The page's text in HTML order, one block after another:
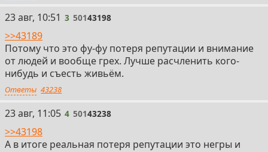
3
23 авг, 10:51 3 50143198
>>43189
Потому что это фу-фу потеря репутации и внимание
от людей и вообще грех. Лучше расчленить кого-
нибудь и съесть живьём.
Ответы 43238
4
23 авг, 11:05 4 50143238
>>43198
А в итоге реальная потеря репутации это негры и